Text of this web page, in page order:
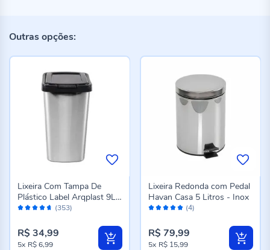
Outras opções:
Avaliação: (353)
Lixeira Com Tampa De
Plástico Label Arqplast 9L -
Metalizada
R$ 34,99
5x R$ 6,99
Avaliação: (4)
Lixeira Redonda com Pedal
Havan Casa 5 Litros - Inox
R$ 79,99
5x R$ 15,99